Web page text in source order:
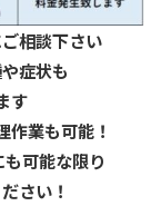
相談下さい
症状も
す
業も可能！
可能な限り
さい！